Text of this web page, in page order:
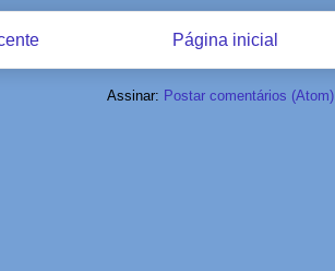
Página inicial
Assinar: Postar comentários (Atom)